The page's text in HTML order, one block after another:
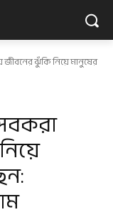
জীবনের ঝুঁকি নিয়ে মানুষের